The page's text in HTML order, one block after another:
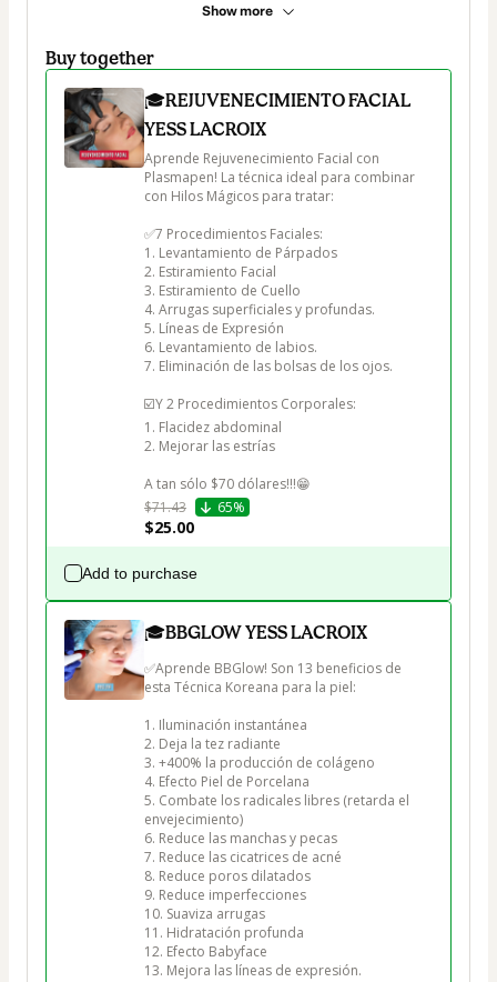
Show more
Buy together
🎓REJUVENECIMIENTO FACIAL
YESS LACROIX
Aprende Rejuvenecimiento Facial con
Plasmapen! La técnica ideal para combinar
con Hilos Mágicos para tratar:
✅7 Procedimientos Faciales:
1. Levantamiento de Párpados
2. Estiramiento Facial
3. Estiramiento de Cuello
4. Arrugas superficiales y profundas.
5. Líneas de Expresión
6. Levantamiento de labios.
7. Eliminación de las bolsas de los ojos.
☑️Y 2 Procedimientos Corporales:
1. Flacidez abdominal
2. Mejorar las estrías
$71.43
65%
$25.00
Add to purchase
🎓BBGLOW YESS LACROIX
✅Aprende BBGlow! Son 13 beneficios de
esta Técnica Koreana para la piel:
1. Iluminación instantánea
2. Deja la tez radiante
3. +400% la producción de colágeno
4. Efecto Piel de Porcelana
5. Combate los radicales libres (retarda el
envejecimiento)
6. Reduce las manchas y pecas
7. Reduce las cicatrices de acné
8. Reduce poros dilatados
9. Reduce imperfecciones
10. Suaviza arrugas
11. Hidratación profunda
12. Efecto Babyface
13. Mejora las líneas de expresión.